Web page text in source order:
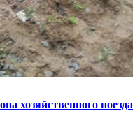
хозяйственного поезда